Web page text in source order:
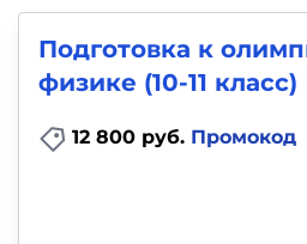
Подготовка к
физике (10-11 класс)
12 800 руб. Промокод
Для
детей
Красота,